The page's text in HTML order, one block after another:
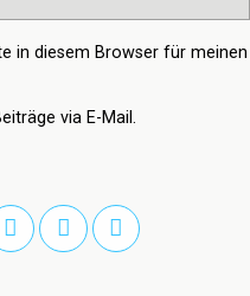
in diesem Browser für meinen
via E-Mail.